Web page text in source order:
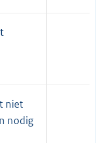
niet
nodig